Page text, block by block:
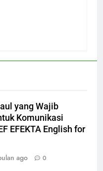
yang Wajib
Komunikasi
EFEKTA English for
ago 0